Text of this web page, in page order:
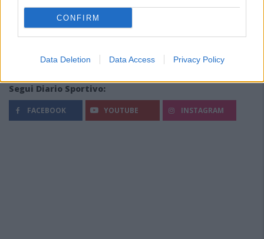
CONFIRM
Data Deletion Data Access Privacy Policy
Segui Diario Sportivo:
FACEBOOK YOUTUBE INSTAGRAM